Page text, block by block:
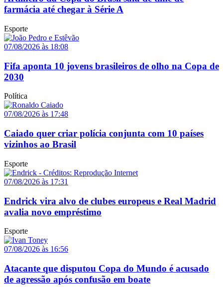
farmácia até chegar à Série A
Esporte
07/08/2026 às 18:08
Fifa aponta 10 jovens brasileiros de olho na Copa de
2030
Política
07/08/2026 às 17:48
Caiado quer criar polícia conjunta com 10 países
vizinhos ao Brasil
Esporte
07/08/2026 às 17:31
Endrick vira alvo de clubes europeus e Real Madrid
avalia novo empréstimo
Esporte
07/08/2026 às 16:56
Atacante que disputou Copa do Mundo é acusado
de agressão após confusão em boate